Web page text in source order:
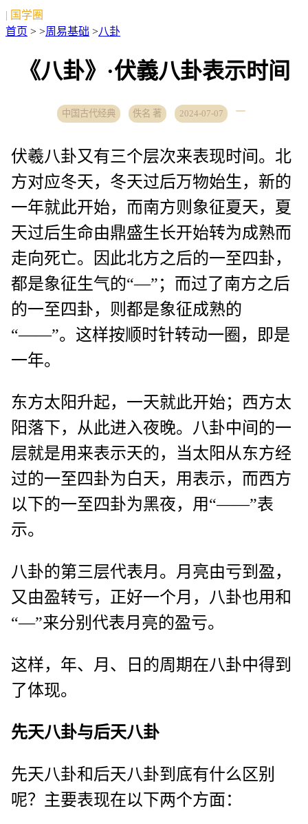
| 国学圈
首页 > >周易基础 >八卦
《八卦》·伏義八卦表示时间
中国古代经典 佚名 著 2024-07-07
伏羲八卦又有三个层次来表现时间。北
方对应冬天，冬天过后万物始生，新的
一年就此开始，而南方则象征夏天，夏
天过后生命由鼎盛生长开始转为成熟而
走向死亡。因此北方之后的一至四卦，
都是象征生气的“—”；而过了南方之后
的一至四卦，则都是象征成熟的
“——”。这样按顺时针转动一圈，即是
一年。
东方太阳升起，一天就此开始；西方太
阳落下，从此进入夜晚。八卦中间的一
层就是用来表示天的，当太阳从东方经
过的一至四卦为白天，用表示，而西方
以下的一至四卦为黑夜，用“——”表
示。
八卦的第三层代表月。月亮由亏到盈，
又由盈转亏，正好一个月，八卦也用和
“—”来分别代表月亮的盈亏。
这样，年、月、日的周期在八卦中得到
了体现。
先天八卦与后天八卦
先天八卦和后天八卦到底有什么区别
呢？主要表现在以下两个方面：